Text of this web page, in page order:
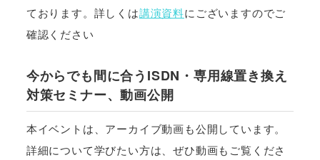
ております。詳しくは講演資料にございますのでご
確認ください
今からでも間に合うISDN・専用線置き換え
対策セミナー、動画公開
本イベントは、アーカイブ動画も公開しています。
詳細について学びたい方は、ぜひ動画もご覧くださ